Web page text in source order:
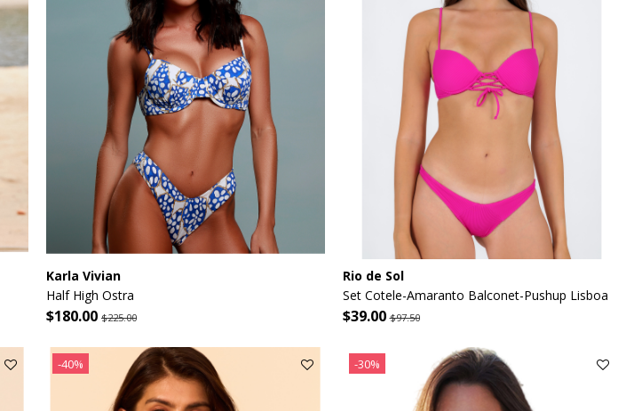
Karla Vivian
Half High Ostra
$180.00 $225.00
Rio de Sol
Set Cotele-Amaranto Balconet-Pushup Lisboa
$39.00$97.50
-40% -30%